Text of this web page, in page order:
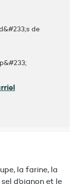
de
la farine, la
d’oignon et le